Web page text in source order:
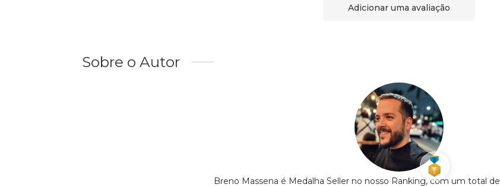
Adicionar uma avaliação
Sobre o Autor
Breno Massena é Medalha Seller no nosso Ranking, com um total de